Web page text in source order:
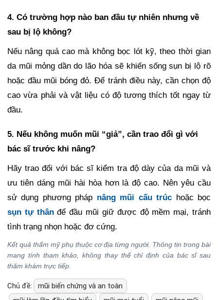
4. Có trường hợp nào ban đầu tự nhiên nhưng về
sau bị lộ không?
Nếu nâng quá cao mà không bọc lót kỹ, theo thời gian
da mũi mỏng dần do lão hóa sẽ khiến sống sụn bị lộ rõ
hoặc đầu mũi bóng đỏ. Để tránh điều này, cần chọn độ
cao vừa phải và vật liệu có độ tương thích tốt ngay từ
đầu.
5. Nếu không muốn mũi “giả”, cần trao đổi gì với
bác sĩ trước khi nâng?
Hãy trao đổi với bác sĩ kiểm tra độ dày của da mũi và
ưu tiên dáng mũi hài hòa hơn là độ cao. Nên yêu cầu
sử dụng phương pháp nâng mũi cấu trúc hoặc bọc
sụn tự thânđể đầu mũi giữ được độ mềm mại, tránh
tình trạng nhọn hoặc đơ cứng.
Kết quả thẩm mỹ phụ thuộc cơ địa từng người. Thông tin trong bài
mang tính tham khảo, không thay thế chỉ định của bác sĩ sau
thăm khám trực tiếp.
Chủ đề:
mũi biến chứng và an toàn